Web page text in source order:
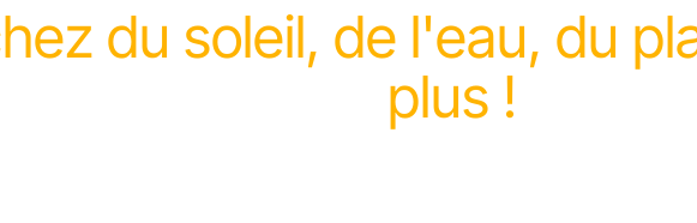
du soleil, de l'eau, du
plus !